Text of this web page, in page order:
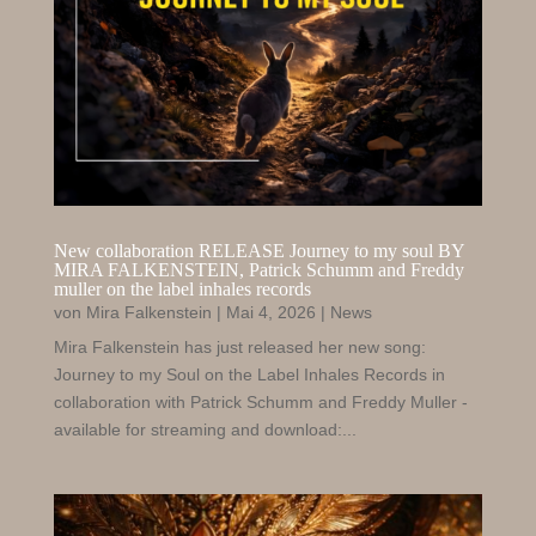
New collaboration RELEASE Journey to my soul BY
MIRA FALKENSTEIN, Patrick Schumm and Freddy
muller on the label inhales records
von Mira Falkenstein | Mai 4, 2026 | News
Mira Falkenstein has just released her new song:
Journey to my Soul on the Label Inhales Records in
collaboration with Patrick Schumm and Freddy Muller -
available for streaming and download:...